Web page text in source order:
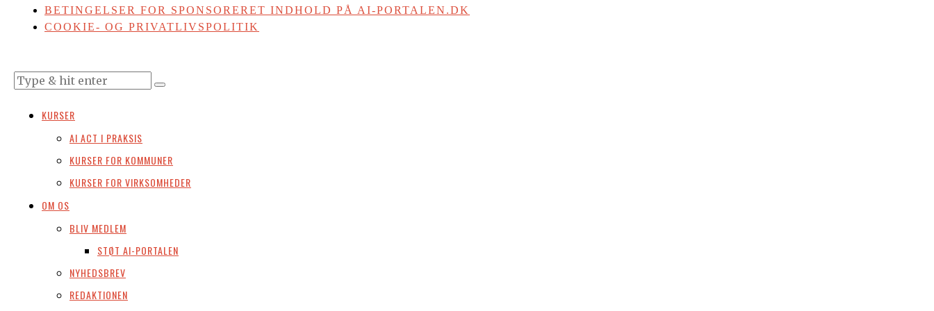
BETINGELSER FOR SPONSORERET INDHOLD PÅ AI-PORTALEN.DK
COOKIE- OG PRIVATLIVSPOLITIK
KURSER
AI ACT I PRAKSIS
KURSER FOR KOMMUNER
KURSER FOR VIRKSOMHEDER
OM OS
BLIV MEDLEM
STØT AI-PORTALEN
NYHEDSBREV
REDAKTIONEN